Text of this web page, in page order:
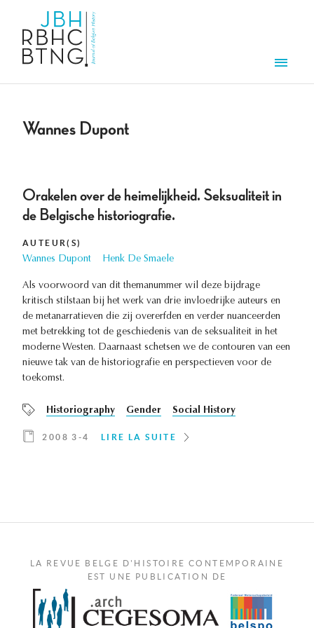
Wannes Dupont
Orakelen over de heimelijkheid. Seksualiteit in
de Belgische historiografie.
AUTEUR(S)
Wannes Dupont Henk De Smaele
Als voorwoord van dit themanummer wil deze bijdrage
kritisch stilstaan bij het werk van drie invloedrijke auteurs en
de metanarratieven die zij overerfden en verder nuanceerden
met betrekking tot de geschiedenis van de seksualiteit in het
moderne Westen. Daarnaast schetsen we de contouren van een
nieuwe tak van de historiografie en perspectieven voor de
toekomst.
Historiography Gender Social History
2008 3-4 LIRE LA SUITE
LA REVUE BELGE D'HISTOIRE CONTEMPORAINE
EST UNE PUBLICATION DE